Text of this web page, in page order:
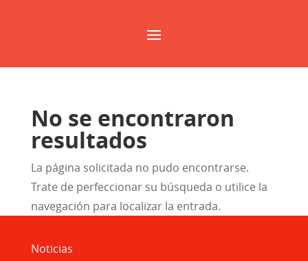
No se encontraron
resultados
La página solicitada no pudo encontrarse.
Trate de perfeccionar su búsqueda o utilice la
navegación para localizar la entrada.
Noticias